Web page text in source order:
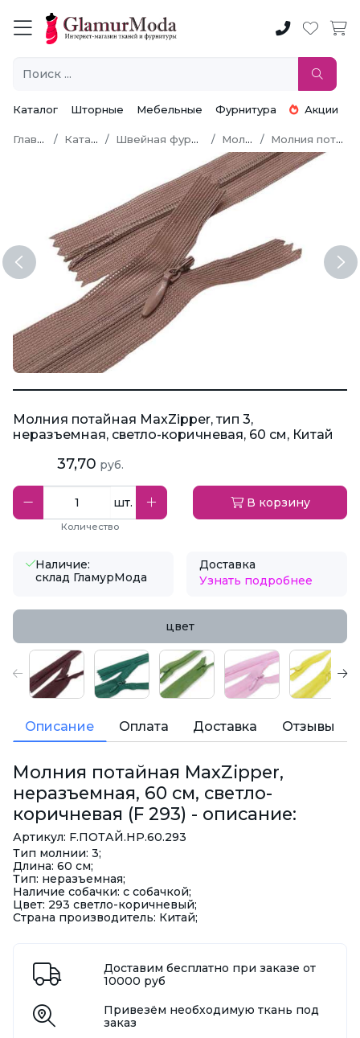
Каталог Шторные Мебельные Фурнитура Акции
Главная Каталог Швейная фурнитура Молнии Молния потайная
Previous
Молния потайная MaxZipper, тип 3,
неразъемная, светло-коричневая, 60 см, Китай
37,70 руб.
шт.
Количество
В корзину
Наличие:
склад ГламурМода
Доставка
Узнать подробнее
цвет
Описание Оплата Доставка Отзывы
Молния потайная MaxZipper,
неразъемная, 60 см, светло-
коричневая (F 293) - описание:
Артикул: F.ПОТАЙ.НР.60.293
Тип молнии: 3;
Длина: 60 см;
Тип: неразъемная;
Наличие собачки: с собачкой;
Цвет: 293 светло-коричневый;
Страна производитель: Китай;
Доставим бесплатно при заказе от
10000 руб
Привезём необходимую ткань под
заказ